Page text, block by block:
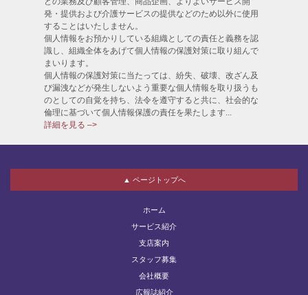
発・提供および介護サービスの提供などのため以外に使用
することはいたしません。
個人情報をお預かりしている組織としての責任と義務を認
識し、組織全体をあげて個人情報の保護対策に取り組んで
まいります。
個人情報の保護対策に当たっては、紛失、破壊、改ざん及
び漏洩などが発生しないよう重要な個人情報を取り扱うも
のとしての自覚を持ち、法令を遵守すると共に、社会的な
倫理に基づいて個人情報保護の責任を果たします...
詳細を見る –>
▲ ページトップへ
ホーム
サービス紹介
支店案内
スタッフ募集
会社概要
広報誌紹介